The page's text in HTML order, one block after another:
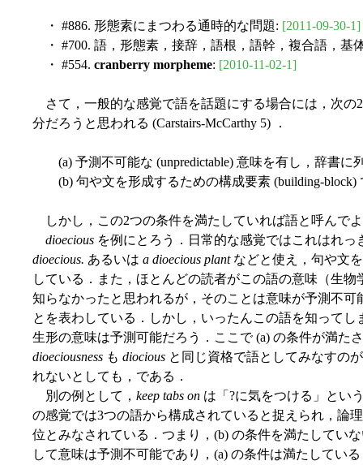
・ #886. 形態素にまつわる通時的な問題: [2011-09-30-1]
・ #700. 語，形態素，接辞，語根，語幹，複合語，基
・ #554. cranberry morpheme: [2010-11-02-1]
さて，一般的な感覚で語を話題にする場合には，次の
分だろうと思われる (Carstairs-McCarthy 5) ．
(a) 予測不可能な (unpredictable) 意味を有し，辞書に
(b) 句や文を形成するための構成要素 (building-block)
しかし，この2つの条件を満たしていれば語と呼んで
dioecious を例にとろう．日常的な感覚ではこれはれっ
dioecious. あるいは a dioecious plantなどと使え，句や文
している．また，ほとんどの読者がこの語の意味（生
知らなかったと思われるが，そのことは意味が予測不
とを表わしている．しかし，いったんこの語を知ってし
生形の意味は予測可能だろう．ここで (a) の条件が満た
dioeciousness も diocious と同じ資格で語としてみなすの
れないとしても，である．
別の例として， keep tabs on は「?に気をつける」とい
の感覚では3つの語から構成されていると捉えられ，論
位とみなされている．つまり，(b) の条件を満たしてい
して意味は予測不可能であり，(a) の条件は満たしてい